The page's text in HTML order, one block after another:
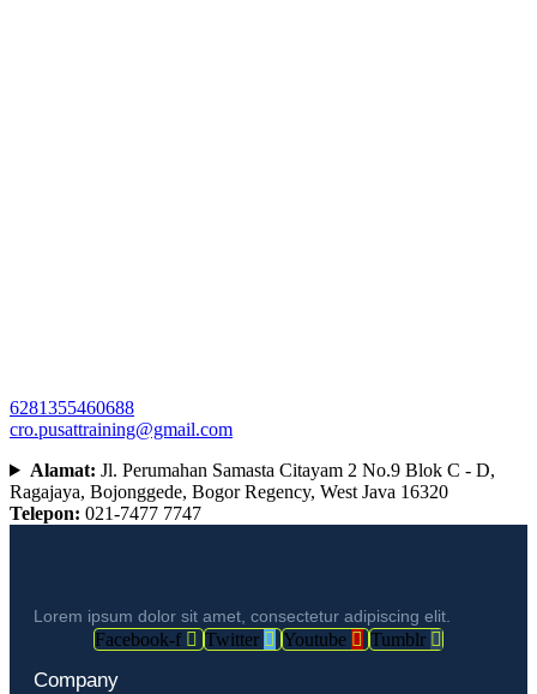
6281355460688
cro.pusattraining@gmail.com
Alamat: Jl. Perumahan Samasta Citayam 2 No.9 Blok C - D,
Ragajaya, Bojonggede, Bogor Regency, West Java 16320
Telepon: 021-7477 7747
Lorem ipsum dolor sit amet, consectetur adipiscing elit.
Facebook-f Twitter Youtube Tumblr
Company